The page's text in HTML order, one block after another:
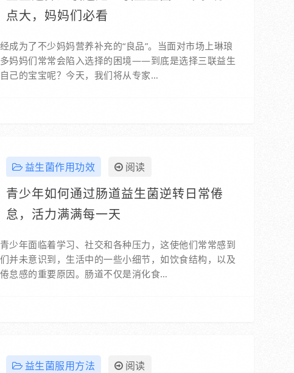
点大，妈妈们必看
成为了不少妈妈营养补充的“良品”。当面对市场上琳琅
妈妈们常常会陷入选择的困境——到底是选择三联益生
己的宝宝呢？今天，我们将从专家…
益生菌作用功效 阅读
青少年如何通过肠道益生菌逆转日常倦
怠，活力满满每一天
少年面临着学习、社交和各种压力，这使他们常常感到
并未意识到，生活中的一些小细节，如饮食结构，以及
怠感的重要原因。肠道不仅是消化食…
益生菌服用方法 阅读